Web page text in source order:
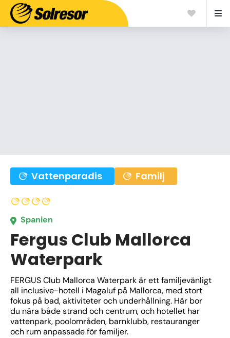
Vattenparadis Familj
Spanien
Fergus Club Mallorca
Waterpark
FERGUS Club Mallorca Waterpark är ett familjevänligt
all inclusive-hotell i Magaluf på Mallorca, med stort
fokus på bad, aktiviteter och underhållning. Här bor
du nära både strand och centrum, och hotellet har
vattenpark, poolområden, barnklubb, restauranger
och rum anpassade för familjer.